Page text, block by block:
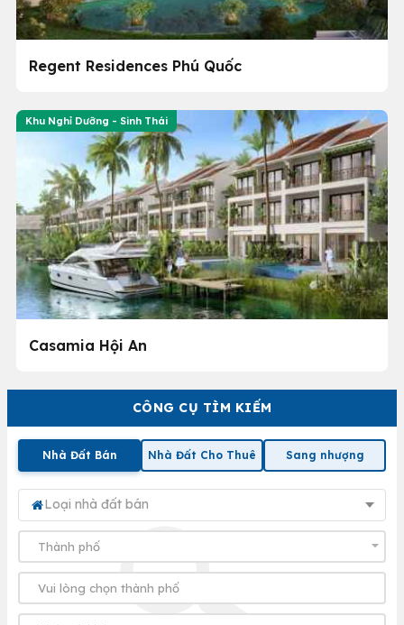
CÔNG CỤ TÌM KIẾM
Nhà Đất Bán Nhà Đất Cho Thuê Sang nhượng
Loại nhà đất bán
Regent Residences Phú Quốc
Khu Nghỉ Dưỡng - Sinh Thái
Casamia Hội An